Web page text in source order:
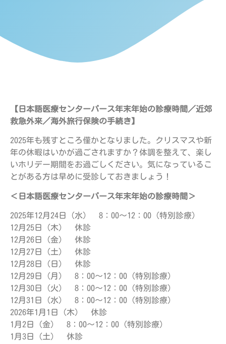
【日本語医療センターパース年末年始の診療時間／近郊
救急外来／海外旅行保険の手続き】
2025年も残すところ僅かとなりました。クリスマスや新
年の休暇はいかが過ごされますか？体調を整えて、楽し
いホリデー期間をお過ごしください。気になっているこ
とがある方は早めに受診しておきましょう！
＜日本語医療センターパース年末年始の診療時間＞
2025年12月24日（水） 8：00～12：00（特別診療）
12月25日（木） 休診
12月26日（金） 休診
12月27日（土） 休診
12月28日（日） 休診
12月29日（月） 8：00～12：00（特別診療）
12月30日（火） 8：00～12：00（特別診療）
12月31日（水） 8：00～12：00（特別診療）
2026年1月1日（木） 休診
1月2日（金） 8：00～12：00（特別診療）
1月3日（土） 休診